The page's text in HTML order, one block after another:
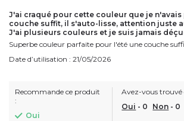
J'ai craqué pour cette couleur que je n'avais
couche suffit, il s'auto-lisse, attention juste
J'ai plusieurs couleurs et je suis jamais
Superbe couleur parfaite pour l'été une couche
Date d’utilisation : 21/05/2026
Recommande ce produit
:
Oui
Avez-vous trouvé
Oui - 0 Non - 0